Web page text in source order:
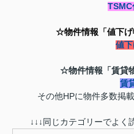
TSMC
☆物件情報「値下
値
☆物件情報「賃貸
賃
その他HPに物件多数掲
↓↓↓同じカテゴリーでよく